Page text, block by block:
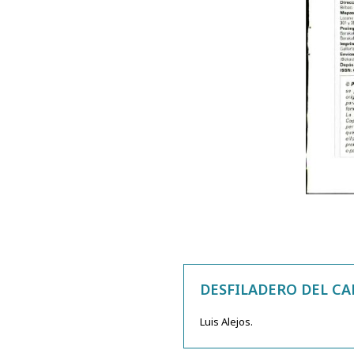
DESFILADERO DEL
Luis Alejos.